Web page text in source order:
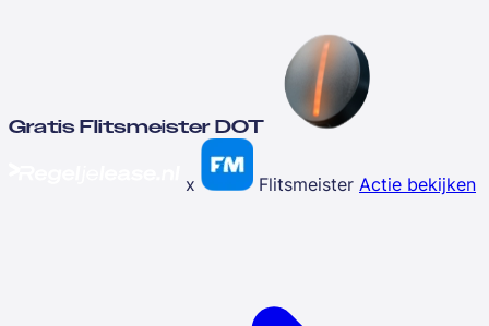
Gratis Flitsmeister DOT
x Flitsmeister Actie bekijken